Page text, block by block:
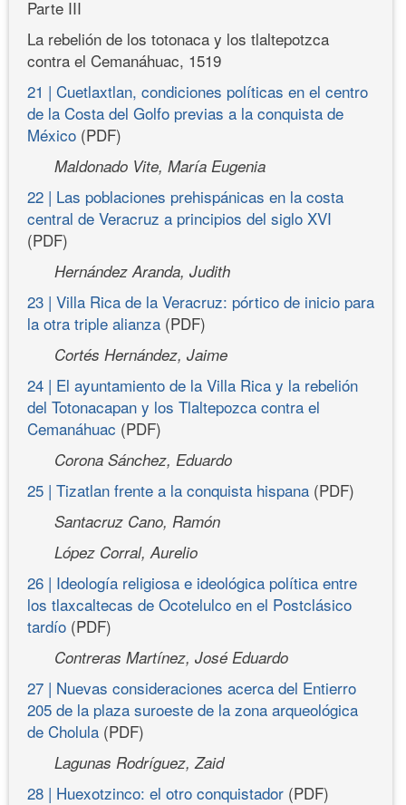
Parte III
La rebelión de los totonaca y los tlaltepotzca
contra el Cemanáhuac, 1519
21 | Cuetlaxtlan, condiciones políticas en el centro
de la Costa del Golfo previas a la conquista de
México (PDF)
Maldonado Vite, María Eugenia
22 | Las poblaciones prehispánicas en la costa
central de Veracruz a principios del siglo XVI
(PDF)
Hernández Aranda, Judith
23 | Villa Rica de la Veracruz: pórtico de inicio para
la otra triple alianza (PDF)
Cortés Hernández, Jaime
24 | El ayuntamiento de la Villa Rica y la rebelión
del Totonacapan y los Tlaltepozca contra el
Cemanáhuac (PDF)
Corona Sánchez, Eduardo
25 | Tizatlan frente a la conquista hispana (PDF)
Santacruz Cano, Ramón
López Corral, Aurelio
26 | Ideología religiosa e ideológica política entre
los tlaxcaltecas de Ocotelulco en el Postclásico
tardío (PDF)
Contreras Martínez, José Eduardo
27 | Nuevas consideraciones acerca del Entierro
205 de la plaza suroeste de la zona arqueológica
de Cholula (PDF)
Lagunas Rodríguez, Zaid
28 | Huexotzinco: el otro conquistador (PDF)